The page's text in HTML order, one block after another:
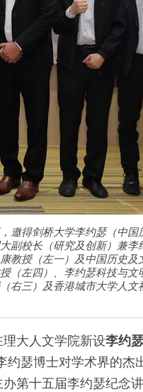
邀得剑桥大学李约瑟（中
副校长（研究及创新）兼
教授（左一）及中国历史及
（左四）、李约瑟科技与
右三）及香港城市大学人
大人文学院新设李约
约瑟博士对学术界的杰
第十五届李约瑟纪念